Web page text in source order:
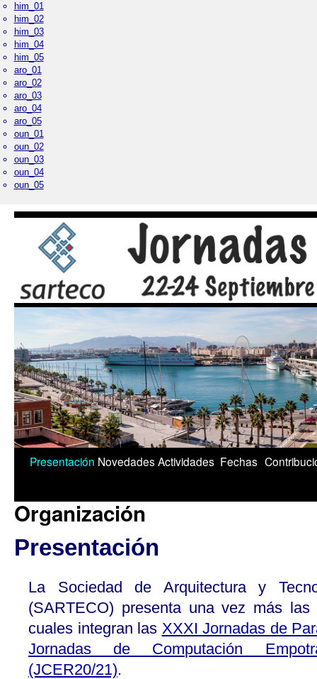
him_01
him_02
him_03
him_04
him_05
aro_01
aro_02
aro_03
aro_04
aro_05
oun_01
oun_02
oun_03
oun_04
oun_05
1/5
Palacio Real
Presentación NovedadesActividades Fechas
Organización
Presentación
La Sociedad de Arquitectura y
(SARTECO) presenta una vez más
cuales integran las XXXI Jornadas de
Jornadas de Computación
(JCER20/21).